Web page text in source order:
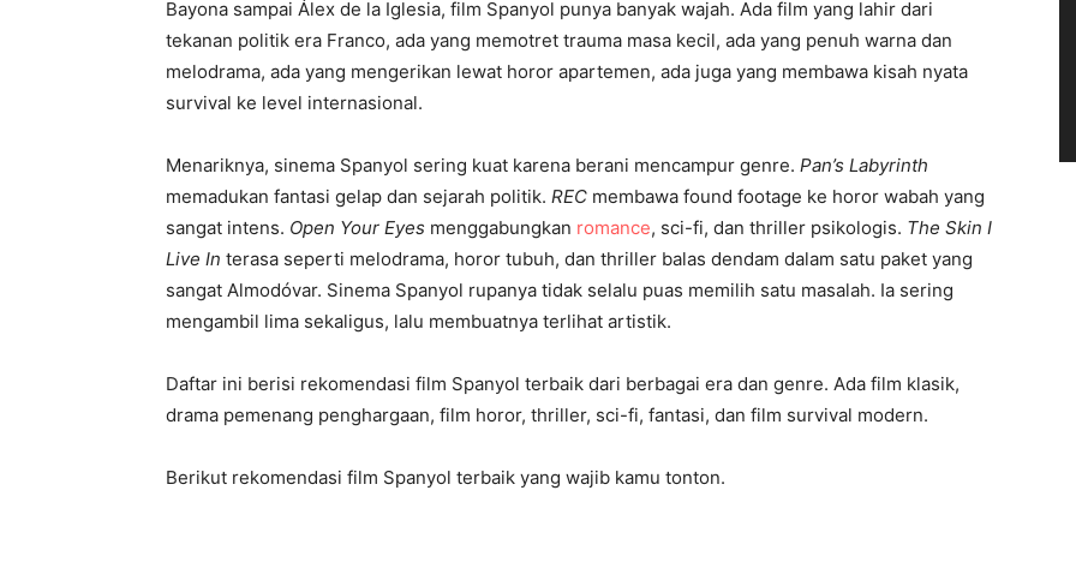
Bayona sampai Álex de la Iglesia, film Spanyol punya banyak wajah. Ada film yang lahir dari
tekanan politik era Franco, ada yang memotret trauma masa kecil, ada yang penuh warna dan
melodrama, ada yang mengerikan lewat horor apartemen, ada juga yang membawa kisah nyata
survival ke level internasional.
Menariknya, sinema Spanyol sering kuat karena berani mencampur genre. Pan’s Labyrinth
memadukan fantasi gelap dan sejarah politik. REC membawa found footage ke horor wabah yang
sangat intens. Open Your Eyes menggabungkan romance, sci-fi, dan thriller psikologis. The Skin I
Live In terasa seperti melodrama, horor tubuh, dan thriller balas dendam dalam satu paket yang
sangat Almodóvar. Sinema Spanyol rupanya tidak selalu puas memilih satu masalah. Ia sering
mengambil lima sekaligus, lalu membuatnya terlihat artistik.
Daftar ini berisi rekomendasi film Spanyol terbaik dari berbagai era dan genre. Ada film klasik,
drama pemenang penghargaan, film horor, thriller, sci-fi, fantasi, dan film survival modern.
Berikut rekomendasi film Spanyol terbaik yang wajib kamu tonton.